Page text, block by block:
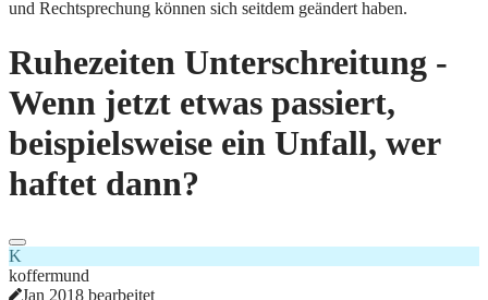
und Rechtsprechung können sich seitdem geändert haben.
Ruhezeiten Unterschreitung -
Wenn jetzt etwas passiert,
beispielsweise ein Unfall, wer
haftet dann?
K
koffermund
Jan 2018 bearbeitet